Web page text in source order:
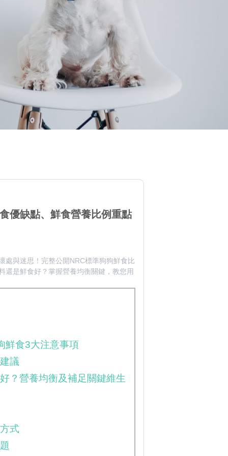
優缺點、鮮食營養比例重點
處與迷思！完整公開NRC標準狗狗鮮食比
還是鮮食好？掌握營養均衡關鍵，教您用
鮮食3大注意事項
議
？營養均衡及補足關鍵維生
式